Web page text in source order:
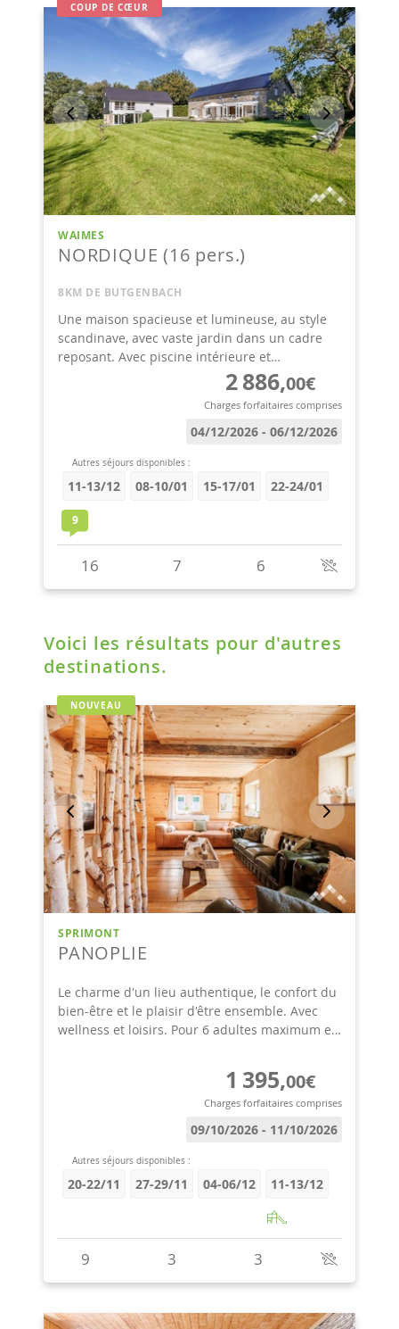
Voici les résultats pour d'autres
destinations.